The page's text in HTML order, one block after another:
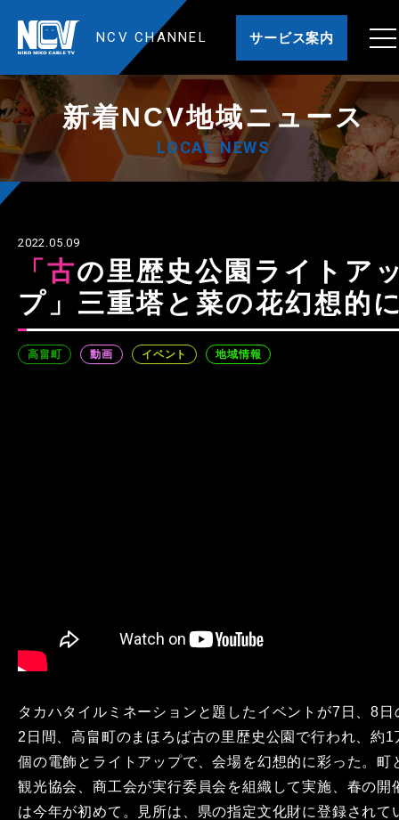
NCV CHANNEL サービス案内
新着NCV地域ニュース
LOCAL NEWS
2022.05.09
「古の里歴史公園ライトアッ
プ」三重塔と菜の花幻想的
高畠町 動画 イベント 地域情報
タカハタイルミネーションと題したイベントが7日、8日
2日間、高畠町のまほろば古の里歴史公園で行われ、約1
個の電飾とライトアップで、会場を幻想的に彩った。町
観光協会、商工会が実行委員会を組織して実施、春の開
は今年が初めて。見所は、県の指定文化財に登録されて